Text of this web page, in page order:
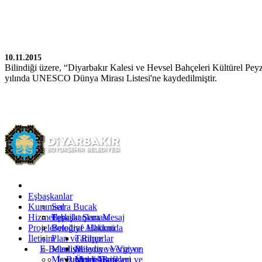
10.11.2015
Bilindiği üzere, “Diyarbakır Kalesi ve Hevsel Bahçeleri Kültürel
yılında UNESCO Dünya Mirası Listesi'ne kaydedilmiştir.
Eşbaşkanlar
Serra Bucak
Eşbaşkanlara Mesaj
Fotoğraf Albümü
Kurumsal
Teşkilat Şeması
Belediye Hakkında
Tarihçe
Misyon ve Vizyon
Yetki Alanı
Plan ve Raporlar
Belediye Vergi ve
Ücret Tarifeleri
Meclis
Meclis Başkanı ve
Mevzuat
Hizmetler
Projeler
İletişim
E-Belediye
İş Başvurusu